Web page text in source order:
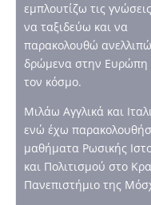
εμπλουτίζω τις
να ταξιδεύω και να
παρακολουθώ
δρώμενα στην Ευρώπη
τον κόσμο.
Μιλάω Αγγλικά και
ενώ έχω
μαθήματα Ρωσικής
και Πολιτισμού στο
Πανεπιστήμιο της